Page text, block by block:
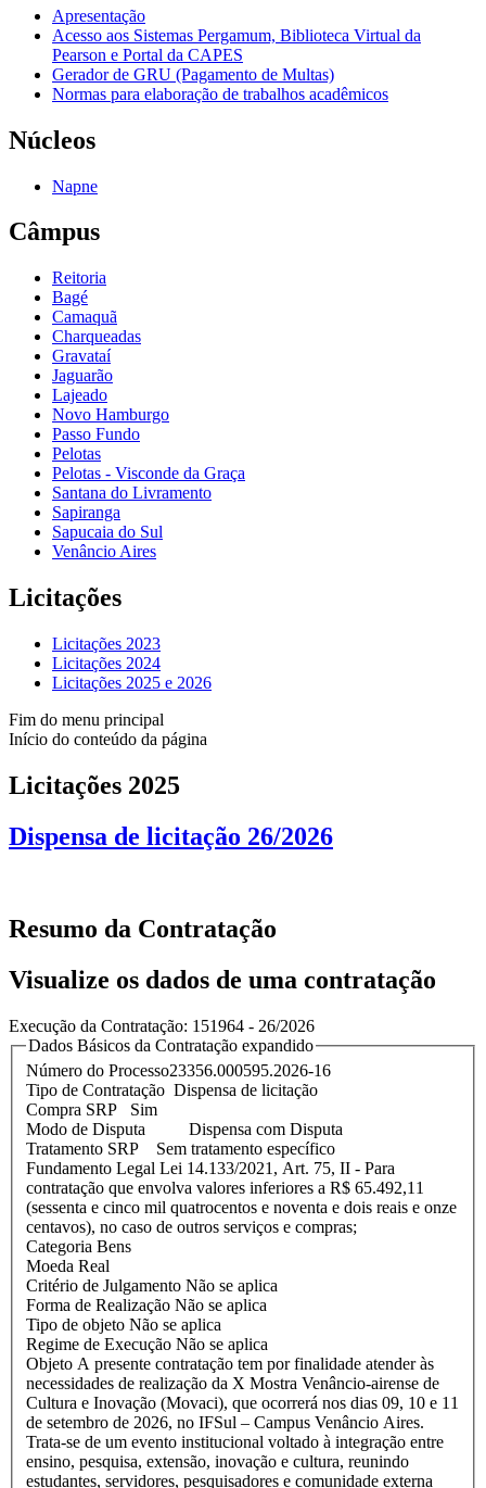
Apresentação
Acesso aos Sistemas Pergamum, Biblioteca Virtual da
Pearson e Portal da CAPES
Gerador de GRU (Pagamento de Multas)
Normas para elaboração de trabalhos acadêmicos
Núcleos
Napne
Câmpus
Reitoria
Bagé
Camaquã
Charqueadas
Gravataí
Jaguarão
Lajeado
Novo Hamburgo
Passo Fundo
Pelotas
Pelotas - Visconde da Graça
Santana do Livramento
Sapiranga
Sapucaia do Sul
Venâncio Aires
Licitações
Licitações 2023
Licitações 2024
Licitações 2025 e 2026
Fim do menu principal
Início do conteúdo da página
Licitações 2025
Dispensa de licitação 26/2026
Resumo da Contratação
Visualize os dados de uma contratação
Execução da Contratação: 151964 - 26/2026
Dados Básicos da Contratação expandido
Número do Processo23356.000595.2026-16
Tipo de Contratação Dispensa de licitação
Compra SRP Sim
Modo de Disputa Dispensa com Disputa
Tratamento SRP Sem tratamento específico
Fundamento Legal Lei 14.133/2021, Art. 75, II - Para
contratação que envolva valores inferiores a R$ 65.492,11
(sessenta e cinco mil quatrocentos e noventa e dois reais e onze
centavos), no caso de outros serviços e compras;
Categoria Bens
Moeda Real
Critério de Julgamento Não se aplica
Forma de Realização Não se aplica
Tipo de objeto Não se aplica
Regime de Execução Não se aplica
Objeto A presente contratação tem por finalidade atender às
necessidades de realização da X Mostra Venâncio-airense de
Cultura e Inovação (Movaci), que ocorrerá nos dias 09, 10 e 11
de setembro de 2026, no IFSul – Campus Venâncio Aires.
Trata-se de um evento institucional voltado à integração entre
ensino, pesquisa, extensão, inovação e cultura, reunindo
estudantes, servidores, pesquisadores e comunidade externa